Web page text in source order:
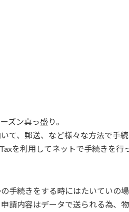
ズン真っ盛り。
て、郵送、など様々な方法で手
を利用してネットで手続きを
手続きをする時にはたいていの
請内容はデータで送られる為、